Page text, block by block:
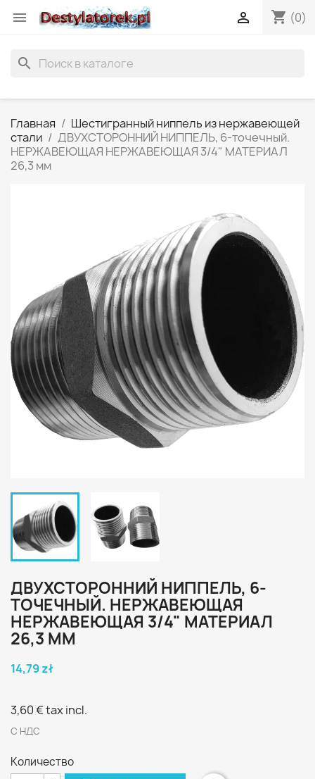
 shopping_cart (0)

search
Главная
Шестигранный ниппель из нержавеющей
стали
ДВУХСТОРОННИЙ НИППЕЛЬ, 6-точечный.
НЕРЖАВЕЮЩАЯ НЕРЖАВЕЮЩАЯ 3/4" МАТЕРИАЛ
26,3 мм
ДВУХСТОРОННИЙ НИППЕЛЬ, 6-
ТОЧЕЧНЫЙ. НЕРЖАВЕЮЩАЯ
НЕРЖАВЕЮЩАЯ 3/4" МАТЕРИАЛ
26,3 ММ
14,79 zł
3,60 €tax incl.
С НДС
Количество